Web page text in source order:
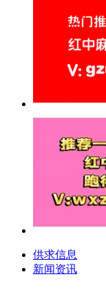
供求信息
新闻资讯